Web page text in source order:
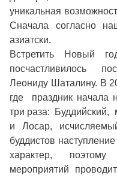
уникальная
Сначала согласно
азиатски.
Встретить Новый
посчастливилось
Леониду Шаталину. В
где праздник начала
три раза:
и Лосар,
буддистов
характер, поэтому
мероприятий